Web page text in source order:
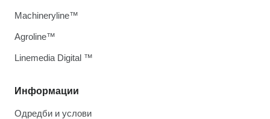
Информации
Одредби и услови
Machineryline™
Agroline™
Linemedia Digital ™